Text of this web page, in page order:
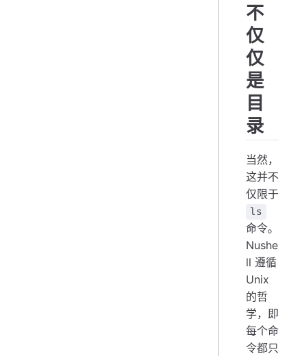
不
仅
仅
是
目
录
当然，
这并不
仅限于
ls
命令。
Nushe
ll 遵循
Unix
的哲
学，即
每个命
令都只